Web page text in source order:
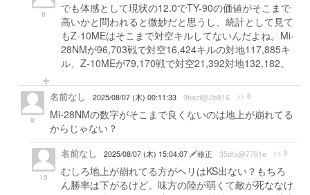
8
でも体感として現状の12.0でTY-90の価値がそこまで
高いかと問われると微妙だと思うし、統計として見て
もZ-10MEはそこまで対空キルしてないんだよね。Mi-
28NMが96,703戦で対空16,424キルの対地117,885キ
ル、Z-10MEが79,170戦で対空21,392対地132,182。
9
名前なし 2025/08/07 (木) 00:11:33 9bacf@2b816 >> 6
Mi-28NMの数字がそこまで良くないのは地上が崩れてる
からじゃない？
15
名前なし 2025/08/07 (木) 15:04:07 修正 35dfa@7791e >> 9
むしろ地上が崩れてる方がヘリはKS出ない？もちろ
ん勝率は下がるけど。味方の陸が弱くて敵が死ななけ